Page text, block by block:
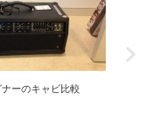
【動画】アームでぐ